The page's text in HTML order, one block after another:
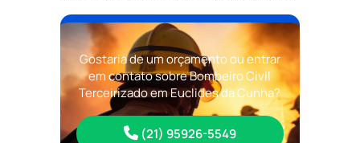
Gostaria de um orçamento ou entrar
em contato sobre Bombeiro Civil
Terceirizado em Euclides da Cunha?
(21) 95926-5549